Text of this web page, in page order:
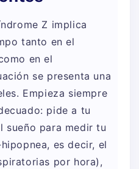
Z implica
tanto en el
en el
se presenta una
Empieza siempre
pide a tu
sueño para medir tu
es decir, el
por hora),